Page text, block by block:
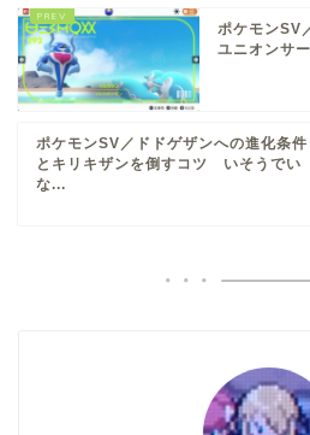
ポケモンSV
ユニオンサ
ポケモンSV／ドドゲザンへの進化条件
とキリキザンを倒すコツ いそうでい
な...